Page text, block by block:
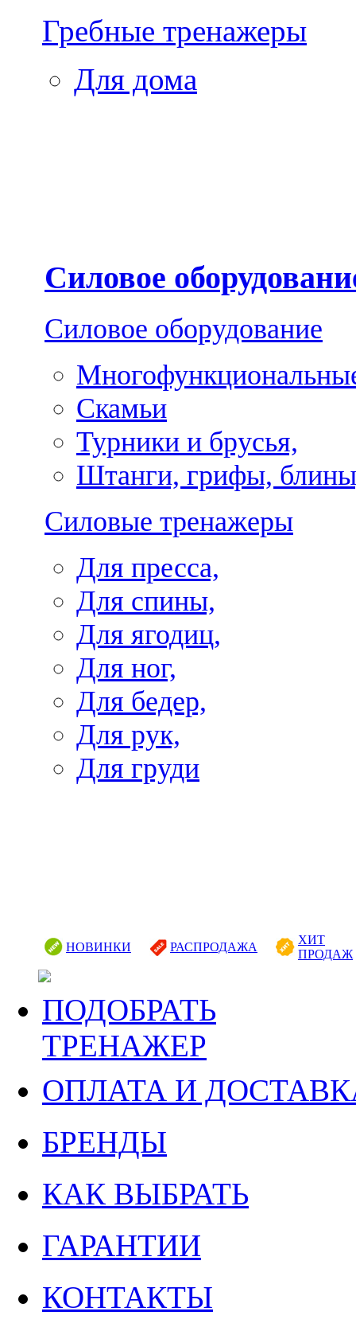
Гребные тренажеры
Для дома
Силовое
Силовое оборудование
Скамьи
Турники и брусья,
Штанги, грифы,
Силовые тренажеры
Для пресса,
Для спины,
Для ягодиц,
Для ног,
Для бедер,
Для рук,
Для груди
НОВИНКИ РАСПРОДАЖА
ХИТ
ПРОДАЖ
ПОДОБРАТЬ
ТРЕНАЖЕР
ОПЛАТА И
БРЕНДЫ
КАК ВЫБРАТЬ
ГАРАНТИИ
КОНТАКТЫ